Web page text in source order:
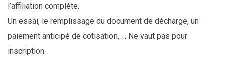
l’affiliation complète.
Un essai, le remplissage du document de décharge, un
paiement anticipé de cotisation, … Ne vaut pas pour
inscription.